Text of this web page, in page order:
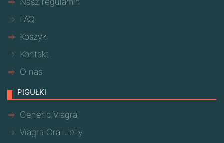
Nasz regulamin
FAQ
Koszyk
Kontakt
O nas
PIGUŁKI
Generic Viagra
Viagra Oral Jelly